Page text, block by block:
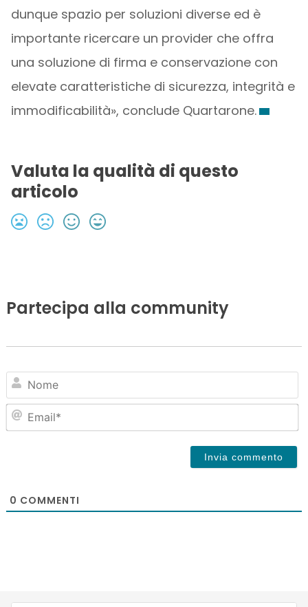
dunque spazio per soluzioni diverse ed è
importante ricercare un provider che offra
una soluzione di firma e conservazione con
elevate caratteristiche di sicurezza, integrità e
immodificabilità», conclude Quartarone.
Valuta la qualità di questo
articolo
Partecipa alla community
0 COMMENTI